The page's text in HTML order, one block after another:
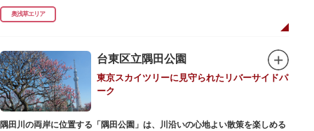
チーフにした絵馬や御朱印帳も人気です。
1063（康平6）年、時の奥羽鎮守府源頼朝・義家父子が祈願し鎌倉の鶴ヶ丘
末に活躍した新選組沖田総司の終焉の地の碑も佇んでいます。また、浅草名
所七福神の福禄寿が祀られており、七福神詣りの参拝客でも賑わうスポット
です。
奥浅草エリア
台東区立隅田公園
東京スカイツリーに見守られたリバーサイドパ
ーク
隅田川の両岸に位置する「隅田公園」は、川沿いの心地よい散策を楽しめる